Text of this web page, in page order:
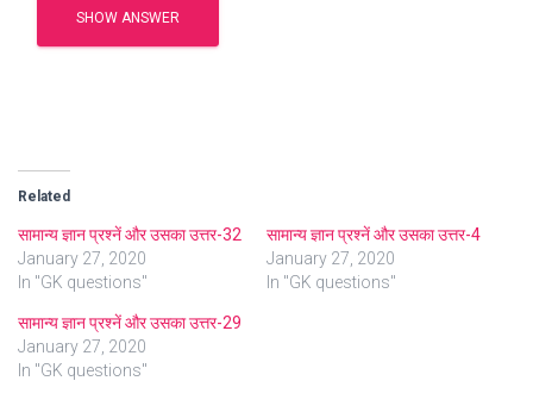
SHOW ANSWER
Related
सामान्य ज्ञान प्रश्नें और उसका उत्तर-32
January 27, 2020
In "GK questions"
सामान्य ज्ञान प्रश्नें और उसका उत्तर-4
January 27, 2020
In "GK questions"
सामान्य ज्ञान प्रश्नें और उसका उत्तर-29
January 27, 2020
In "GK questions"